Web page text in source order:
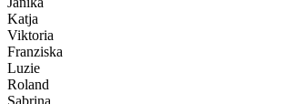
Katja
Viktoria
Franziska
Luzie
Roland